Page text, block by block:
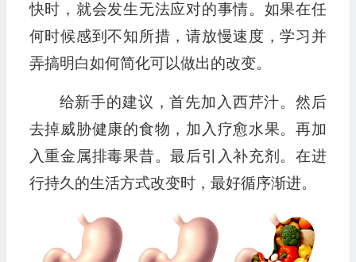
快时，就会发生无法应对的事情。如果在任
何时候感到不知所措，请放慢速度，学习并
弄搞明白如何简化可以做出的改变。
给新手的建议，首先加入西芹汁。然后
去掉威胁健康的食物，加入疗愈水果。再加
入重金属排毒果昔。最后引入补充剂。在进
行持久的生活方式改变时，最好循序渐进。